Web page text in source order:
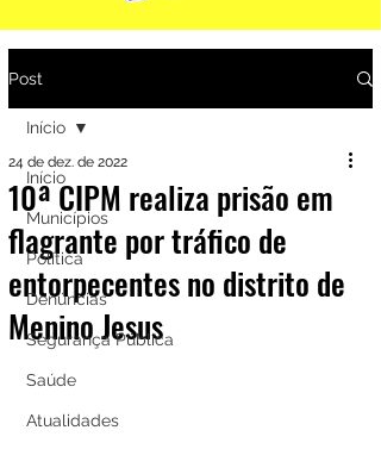
Post
Início
Municípios
Política
Denúncias
Segurança Pública
Saúde
Atualidades
Início
10ª CIPM realiza prisão em
flagrante por tráfico de
entorpecentes no distrito de
Menino Jesus
24 de dez. de 2022